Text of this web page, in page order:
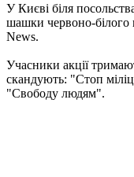
У Києві біля
шашки червоно-білого
News.
Учасники акції
скандують: "Стоп
"Свободу людям".